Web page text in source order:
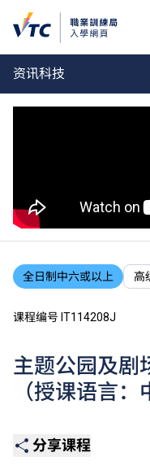
资讯科技
全日制中六或以上 高
课程编号 IT114208J
主题公园及剧
（授课语言：
分享课程